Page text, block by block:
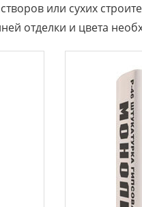
или сухих
отделки и цвета